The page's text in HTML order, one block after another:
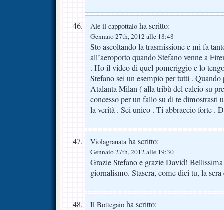
Ale il cappottaio ha scritto:
Gennaio 27th, 2012 alle 18:48
Sto ascoltando la trasmissione e mi fa
all’aeroporto quando Stefano venne a
. Ho il video di quel pomeriggio e lo
Stefano sei un esempio per tutti .
Atalanta Milan ( alla tribù del calcio su
concesso per un fallo su di te dimostrasti
la verità . Sei unico . Ti abbraccio forte .
Violagranataha scritto:
Gennaio 27th, 2012 alle 19:30
Grazie Stefano e grazie David!
giornalismo. Stasera, come dici tu, la
Il Bottegaio ha scritto: